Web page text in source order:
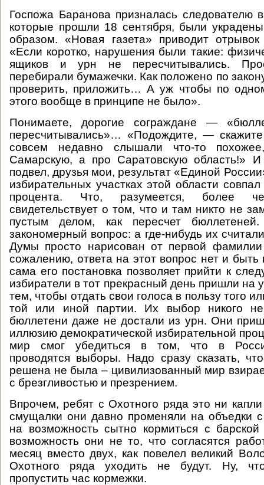
Госпожа Баранова призналась следователю
которые прошли 18 сентября, были
образом. «Новая газета» приводит
«Если коротко, нарушения были такие:
ящиков и урн не пересчитывались.
перебирали бумажечки. Как положено по
проверить, приложить… А уж чтобы по
этого вообще в принципе не было».
Понимаете, дорогие сограждане —
пересчитывались»… «Подождите, —
совсем недавно слышали что-то
Самарскую, а про Саратовскую область!»
подвел, друзья мои, результат «Единой
избирательных участках этой области
процента. Что, разумеется, более
свидетельствует о том, что и там никто не
пустым делом, как пересчет бюллетеней.
закономерный вопрос: а где-нибудь их
Думы просто нарисован от первой
сожалению, ответа на этот вопрос нет и
сама его постановка позволяет прийти к
избиратели в тот прекрасный день пришли на
тем, чтобы отдать свои голоса в пользу того
той или иной партии. Их выбор никого
бюллетени даже не достали из урн. Они
иллюзию демократической избирательной
мир смог убедиться в том, что в
проводятся выборы. Надо сразу сказать,
решена не была – цивилизованный мир
с брезгливостью и презрением.
Впрочем, ребят с Охотного ряда это ни
смущалки они давно променяли на объедки с
на возможность сытно кормиться с
возможность они не то, что согласятся
месяц вместо двух, как повелел великий
Охотного ряда уходить не будут. Ну,
пропустить час кормежки.